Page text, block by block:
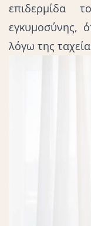
επιδερμίδα
εγκυμοσύνης,
λόγω της